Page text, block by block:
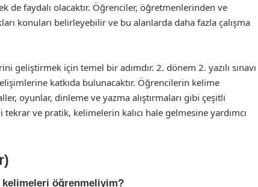
de faydalı olacaktır. Öğrenciler, öğretmenlerinden ve
konuları belirleyebilir ve bu alanlarda daha fazla çalışma
için temel bir adımdır. 2. dönem 2. yazılı sınavı
katkıda bulunacaktır. Öğrencilerin kelime
oyunlar, dinleme ve yazma alıştırmaları gibi çeşitli
ve pratik, kelimelerin kalıcı hale gelmesine yardımcı
kelimeleri öğrenmeliyim?